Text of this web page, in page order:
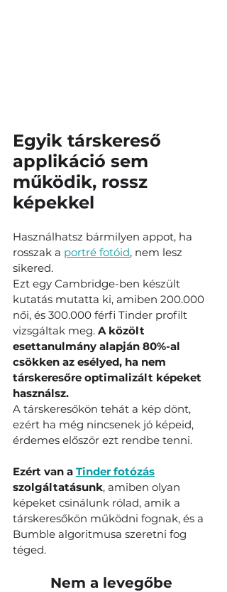
Egyik társkereső
applikáció sem
működik, rossz
képekkel
Használhatsz bármilyen appot, ha
rosszak a portré fotóid, nem lesz
sikered.
Ezt egy Cambridge-ben készült
kutatás mutatta ki, amiben 200.000
női, és 300.000 férfi Tinder profilt
vizsgáltak meg. A közölt
esettanulmány alapján 80%-al
csökken az esélyed, ha nem
társkeresőre optimalizált képeket
használsz.
A társkeresőkön tehát a kép dönt,
ezért ha még nincsenek jó képeid,
érdemes először ezt rendbe tenni.
Ezért van a Tinder fotózás
szolgáltatásunk, amiben olyan
képeket csinálunk rólad, amik a
társkeresőkön működni fognak, és a
Bumble algoritmusa szeretni fog
téged.
Nem a levegőbe